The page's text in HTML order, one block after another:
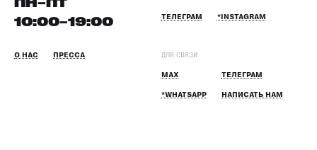
10:00–19:00
О НАС ПРЕССА
ТЕЛЕГРАМ *INSTAGRAM
ДЛЯ СВЯЗИ
MAX ТЕЛЕГРАМ
*WHATSAPP НАПИСАТЬ НАМ